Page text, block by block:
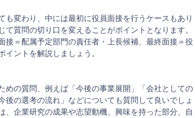
も変わり、中には最初に役員面接を行うケースもあり
て質問の切り口を変えることがポイントとなります。
接＝配属予定部門の責任者・上長候補、最終面接＝役
イントを解説しましょう。
めの質問、例えば「今後の事業展開」「会社としての
後の選考の流れ」などについても質問して良いでしょ
、企業研究の成果や志望動機、興味を持った部分、自